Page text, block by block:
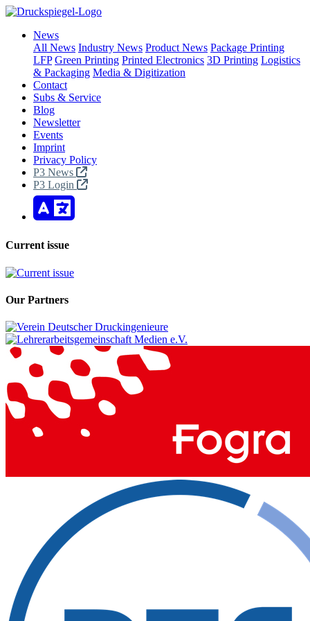
News
All News Industry News Product News Package Printing
LFP Green Printing Printed Electronics 3D Printing Logistics
& Packaging Media & Digitization
Contact
Subs & Service
Blog
Newsletter
Events
Imprint
Privacy Policy
P3 News
P3 Login
Current issue
Our Partners